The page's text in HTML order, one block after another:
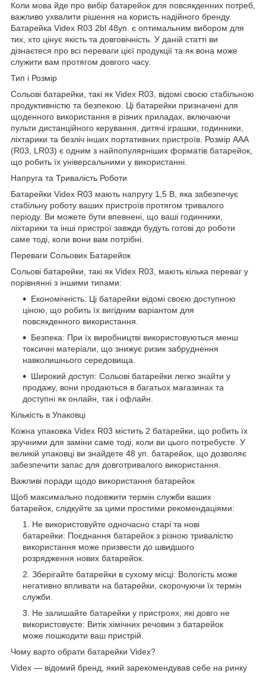
Коли мова йде про вибір батарейок для повсякденних потреб,
важливо ухвалити рішення на користь надійного бренду.
Батарейка Videx R03 2bl 48уп. є оптимальним вибором для
тих, хто цінує якість та довговічність. У даній статті ви
дізнаєтеся про всі переваги цієї продукції та як вона може
служити вам протягом довгого часу.
Тип і Розмір
Сольові батарейки, такі як Videx R03, відомі своєю стабільною
продуктивністю та безпекою. Ці батарейки призначені для
щоденного використання в різних приладах, включаючи
пульти дистанційного керування, дитячі іграшки, годинники,
ліхтарики та безліч інших портативних пристроїв. Розмір AAA
(R03, LR03) є одним з найпопулярніших форматів батарейок,
що робить їх універсальними у використанні.
Напруга та Тривалість Роботи
Батарейки Videx R03 мають напругу 1,5 В, яка забезпечує
стабільну роботу ваших пристроїв протягом тривалого
періоду. Ви можете бути впевнені, що ваші годинники,
ліхтарики та інші пристрої завжди будуть готові до роботи
саме тоді, коли вони вам потрібні.
Переваги Сольових Батарейок
Сольові батарейки, такі як Videx R03, мають кілька переваг у
порівнянні з іншими типами:
Економічність: Ці батарейки відомі своєю доступною
ціною, що робить їх вигідним варіантом для
повсякденного використання.
Безпека: При їх виробництві використовуються менш
токсичні матеріали, що знижує ризик забруднення
навколишнього середовища.
Широкий доступ: Сольові батарейки легко знайти у
продажу, вони продаються в багатьох магазинах та
доступні як онлайн, так і офлайн.
Кількість в Упаковці
Кожна упаковка Videx R03 містить 2 батарейки, що робить їх
зручними для заміни саме тоді, коли ви цього потребуєте. У
великій упаковці ви знайдете 48 уп. батарейок, що дозволяє
забезпечити запас для довготривалого використання.
Важливі поради щодо використання батарейок
Щоб максимально подовжити термін служби ваших
батарейок, слідкуйте за цими простими рекомендаціями:
Не використовуйте одночасно старі та нові
батарейки: Поєднання батарейок з різною тривалістю
використання може призвести до швидшого
розрядження нових батарейок.
Зберігайте батарейки в сухому місці: Вологість може
негативно впливати на батарейки, скорочуючи їх термін
служби.
Не залишайте батарейки у пристроях, які довго не
використовуєте: Витік хімічних речовин з батарейок
може пошкодити ваш пристрій.
Чому варто обрати батарейки Videx?
Videx — відомий бренд, який зарекомендував себе на ринку